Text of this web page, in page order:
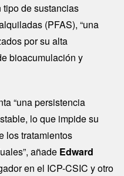
de sustancias
(PFAS), “una
por su alta
bioacumulación y
“una persistencia
lo que impide su
los tratamientos
añade Edward
en el ICP-CSIC y otro